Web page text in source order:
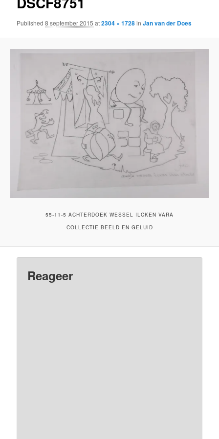
Published8 september 2015 at2304 × 1728inJan van der Does
55-11-5 ACHTERDOEK WESSEL ILCKEN VARA
COLLECTIE BEELD EN GELUID
Reageer